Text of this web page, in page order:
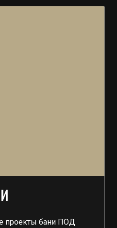
проекты бани ПОД